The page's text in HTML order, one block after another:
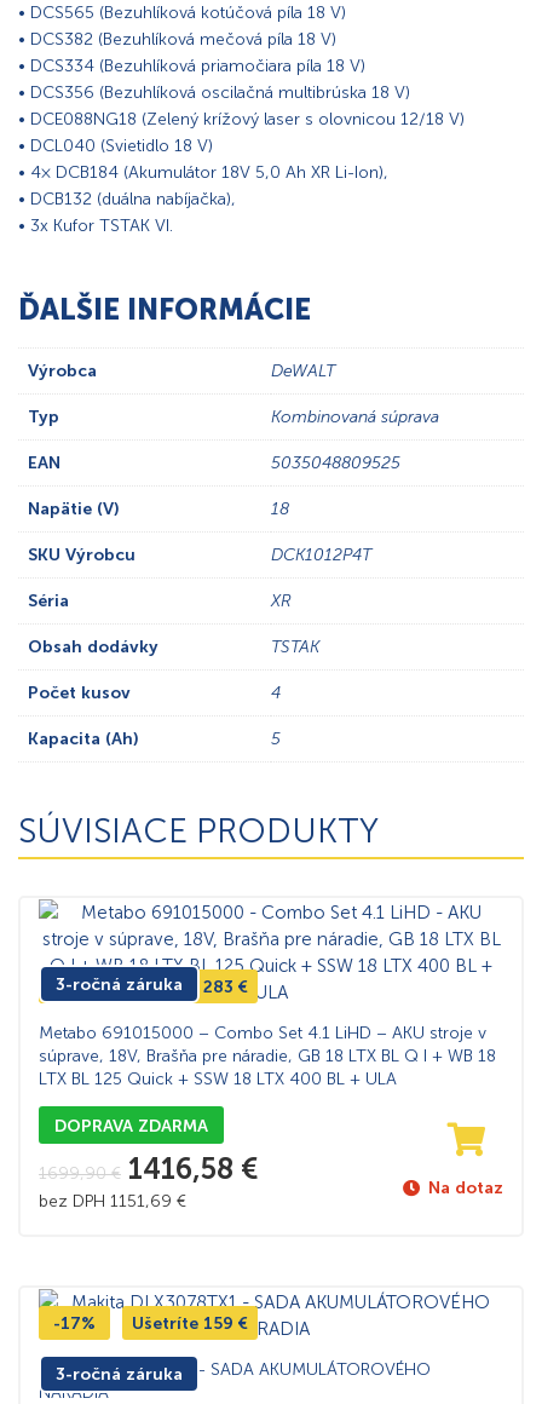
• DCS565 (Bezuhlíková kotúčová píla 18 V)
• DCS382 (Bezuhlíková mečová píla 18 V)
• DCS334 (Bezuhlíková priamočiara píla 18 V)
• DCS356 (Bezuhlíková oscilačná multibrúska 18 V)
• DCE088NG18 (Zelený krížový laser s olovnicou 12/18 V)
• DCL040 (Svietidlo 18 V)
• 4× DCB184 (Akumulátor 18V 5,0 Ah XR Li-Ion),
• DCB132 (duálna nabíjačka),
• 3x Kufor TSTAK VI.
ĎALŠIE INFORMÁCIE
Výrobca DeWALT
Typ Kombinovaná súprava
EAN 5035048809525
Napätie (V) 18
SKU Výrobcu DCK1012P4T
Séria XR
Obsah dodávky TSTAK
Počet kusov 4
Kapacita (Ah) 5
SÚVISIACE PRODUKTY
3-ročná záruka
-17% Ušetríte 283 €
Metabo 691015000 – Combo Set 4.1 LiHD – AKU stroje v
súprave, 18V, Brašňa pre náradie, GB 18 LTX BL Q I + WB 18
LTX BL 125 Quick + SSW 18 LTX 400 BL + ULA
DOPRAVA ZDARMA
1699,90€ 1416,58 €
bez DPH 1151,69 €
Na dotaz
3-ročná záruka
-17% Ušetríte 159 €
Makita DLX3078TX1 – SADA AKUMULÁTOROVÉHO
NÁRADIA